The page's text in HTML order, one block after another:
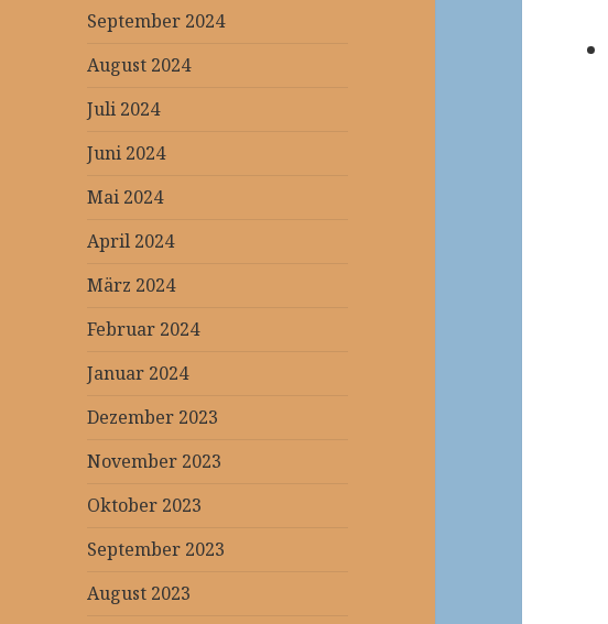
September 2024
August 2024
Juli 2024
Juni 2024
Mai 2024
April 2024
März 2024
Februar 2024
Januar 2024
Dezember 2023
November 2023
Oktober 2023
September 2023
August 2023